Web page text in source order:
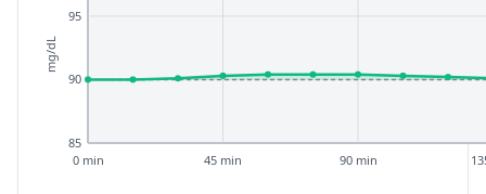
85
90
95
0 min 45 min 90 min
mg/dL